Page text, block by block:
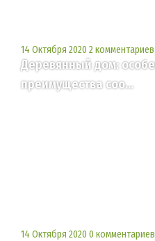
14 Октября 2020 2 комментариев
Деревянный дом:
преимущества соо...
14 Октября 2020 0 комментариев